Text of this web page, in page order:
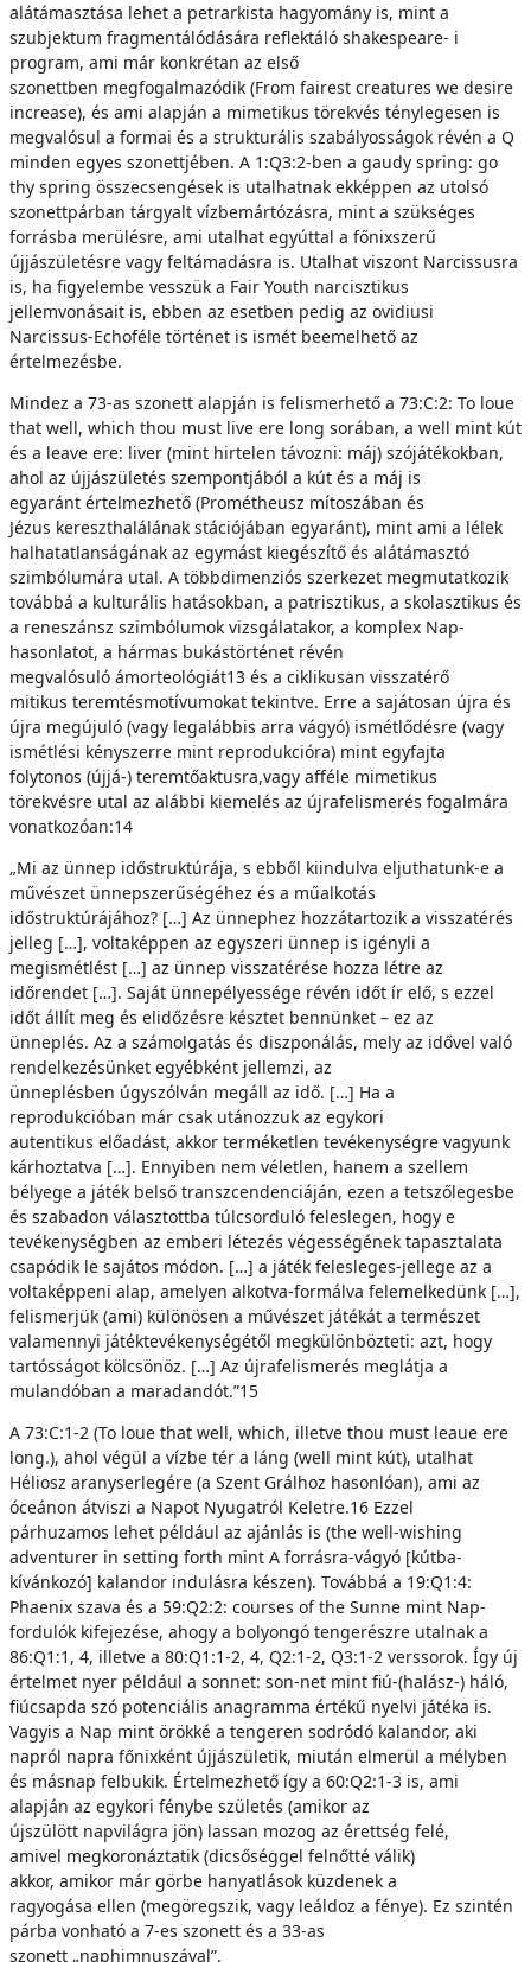
alátámasztása lehet a petrarkista hagyomány is, mint a
szubjektum fragmentálódására reflektáló shakespeare- i
program, ami már konkrétan az első
szonettben megfogalmazódik (From fairest creatures we desire
increase), és ami alapján a mimetikus törekvés ténylegesen is
megvalósul a formai és a strukturális szabályosságok révén a Q
minden egyes szonettjében. A 1:Q3:2-ben a gaudy spring: go
thy spring összecsengések is utalhatnak ekképpen az utolsó
szonettpárban tárgyalt vízbemártózásra, mint a szükséges
forrásba merülésre, ami utalhat egyúttal a főnixszerű
újjászületésre vagy feltámadásra is. Utalhat viszont Narcissusra
is, ha figyelembe vesszük a Fair Youth narcisztikus
jellemvonásait is, ebben az esetben pedig az ovidiusi
Narcissus-Echoféle történet is ismét beemelhető az
értelmezésbe.
Mindez a 73-as szonett alapján is felismerhető a 73:C:2: To loue
that well, which thou must live ere long sorában, a well mint kút
és a leave ere: liver (mint hirtelen távozni: máj) szójátékokban,
ahol az újjászületés szempontjából a kút és a máj is
egyaránt értelmezhető (Prométheusz mítoszában és
Jézus kereszthalálának stációjában egyaránt), mint ami a lélek
halhatatlanságának az egymást kiegészítő és alátámasztó
szimbólumára utal. A többdimenziós szerkezet megmutatkozik
továbbá a kulturális hatásokban, a patrisztikus, a skolasztikus és
a reneszánsz szimbólumok vizsgálatakor, a komplex Nap-
hasonlatot, a hármas bukástörténet révén
megvalósuló ámorteológiát13 és a ciklikusan visszatérő
mitikus teremtésmotívumokat tekintve. Erre a sajátosan újra és
újra megújuló (vagy legalábbis arra vágyó) ismétlődésre (vagy
ismétlési kényszerre mint reprodukcióra) mint egyfajta
folytonos (újjá-) teremtőaktusra,vagy afféle mimetikus
törekvésre utal az alábbi kiemelés az újrafelismerés fogalmára
vonatkozóan:14
„Mi az ünnep időstruktúrája, s ebből kiindulva eljuthatunk-e a
művészet ünnepszerűségéhez és a műalkotás
időstruktúrájához? […] Az ünnephez hozzátartozik a visszatérés
jelleg […], voltaképpen az egyszeri ünnep is igényli a
megismétlést […] az ünnep visszatérése hozza létre az
időrendet […]. Saját ünnepélyessége révén időt ír elő, s ezzel
időt állít meg és elidőzésre késztet bennünket – ez az
ünneplés. Az a számolgatás és diszponálás, mely az idővel való
rendelkezésünket egyébként jellemzi, az
ünneplésben úgyszólván megáll az idő. […] Ha a
reprodukcióban már csak utánozzuk az egykori
autentikus előadást, akkor terméketlen tevékenységre vagyunk
kárhoztatva […]. Ennyiben nem véletlen, hanem a szellem
bélyege a játék belső transzcendenciáján, ezen a tetszőlegesbe
és szabadon választottba túlcsorduló feleslegen, hogy e
tevékenységben az emberi létezés végességének tapasztalata
csapódik le sajátos módon. […] a játék felesleges-jellege az a
voltaképpeni alap, amelyen alkotva-formálva felemelkedünk […],
felismerjük (ami) különösen a művészet játékát a természet
valamennyi játéktevékenységétől megkülönbözteti: azt, hogy
tartósságot kölcsönöz. […] Az újrafelismerés meglátja a
mulandóban a maradandót.”15
A 73:C:1-2 (To loue that well, which, illetve thou must leaue ere
long.), ahol végül a vízbe tér a láng (well mint kút), utalhat
Héliosz aranyserlegére (a Szent Grálhoz hasonlóan), ami az
óceánon átviszi a Napot Nyugatról Keletre.16 Ezzel
párhuzamos lehet például az ajánlás is (the well-wishing
adventurer in setting forth mint A forrásra-vágyó [kútba-
kívánkozó] kalandor indulásra készen). Továbbá a 19:Q1:4:
Phaenix szava és a 59:Q2:2: courses of the Sunne mint Nap-
fordulók kifejezése, ahogy a bolyongó tengerészre utalnak a
86:Q1:1, 4, illetve a 80:Q1:1-2, 4, Q2:1-2, Q3:1-2 verssorok. Így új
értelmet nyer például a sonnet: son-net mint fiú-(halász-) háló,
fiúcsapda szó potenciális anagramma értékű nyelvi játéka is.
Vagyis a Nap mint örökké a tengeren sodródó kalandor, aki
napról napra főnixként újjászületik, miután elmerül a mélyben
és másnap felbukik. Értelmezhető így a 60:Q2:1-3 is, ami
alapján az egykori fénybe születés (amikor az
újszülött napvilágra jön) lassan mozog az érettség felé,
amivel megkoronáztatik (dicsőséggel felnőtté válik)
akkor, amikor már görbe hanyatlások küzdenek a
ragyogása ellen (megöregszik, vagy leáldoz a fénye). Ez szintén
párba vonható a 7-es szonett és a 33-as
szonett „naphimnuszával”.